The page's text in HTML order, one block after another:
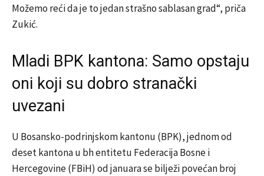
Možemo reći da je to jedan strašno sablasan grad“, priča
Zukić.
Mladi BPK kantona: Samo opstaju
oni koji su dobro stranački
uvezani
U Bosansko-podrinjskom kantonu (BPK), jednom od
deset kantona u bh entitetu Federacija Bosne i
Hercegovine (FBiH) od januara se bilježi povećan broj